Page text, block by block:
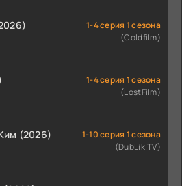
1-4 серия 1 сезона
(Coldfilm)
1-4 серия 1 сезона
(LostFilm)
(2026)
1-10 серия 1 сезона
(DubLik.TV)